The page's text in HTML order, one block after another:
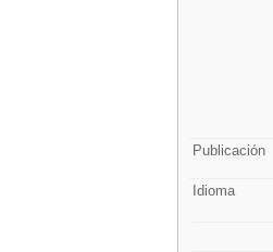
Publicación
Idioma